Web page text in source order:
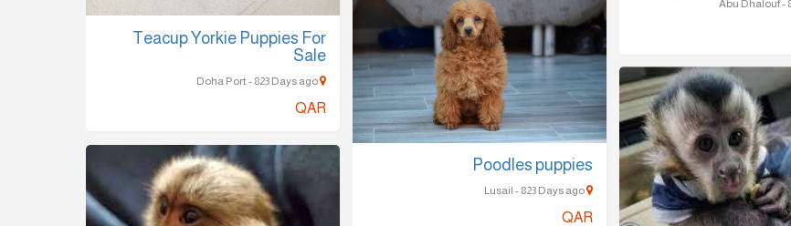
Teacup Yorkie Puppies For
Sale
Doha Port - 823 Days ago
QAR
Poodles puppies
Lusail - 823 Days ago
QAR